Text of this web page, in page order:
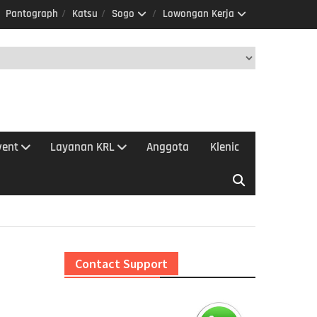
Pantograph Katsu Sogo Lowongan Kerja
Layanan KRL Anggota Klenic
Contact Support